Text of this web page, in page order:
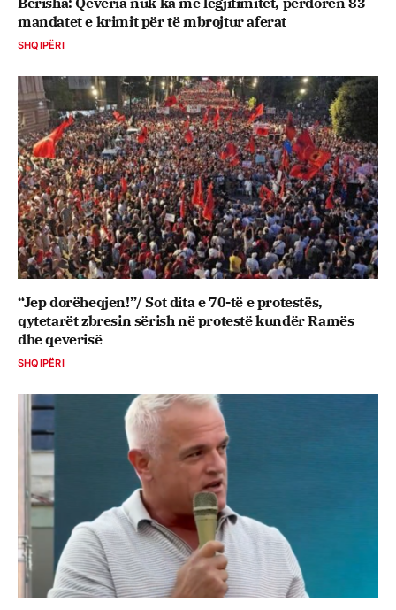
mandatet e krimit për të mbrojtur aferat
SHQIPËRI
“Jep dorëheqjen!”/ Sot dita e 70-të e protestës,
qytetarët zbresin sërish në protestë kundër Ramës
dhe qeverisë
SHQIPËRI